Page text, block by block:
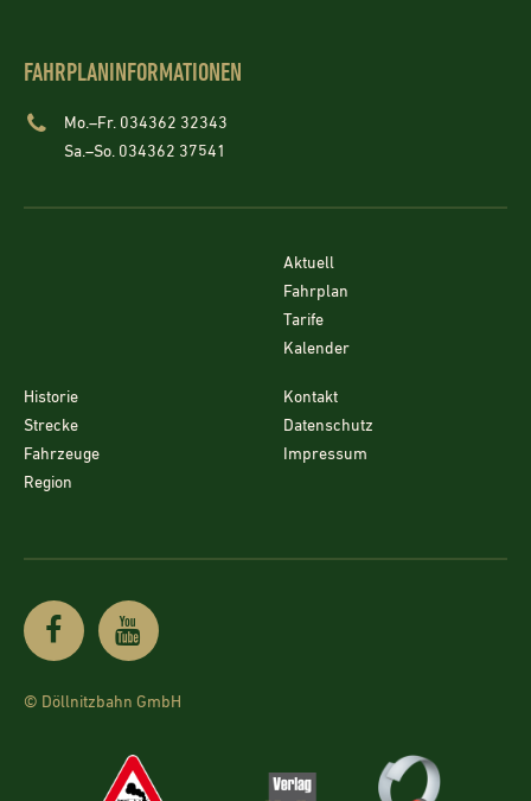
FAHRPLANINFORMATIONEN
Mo.–Fr. 034362 32343
Sa.–So. 034362 37541
Aktuell
Fahrplan
Tarife
Kalender
Historie
Strecke
Fahrzeuge
Region
Kontakt
Datenschutz
Impressum
© Döllnitzbahn GmbH